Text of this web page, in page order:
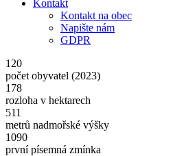
Kontakt
Kontakt na obec
Napište nám
GDPR
120
počet obyvatel (2023)
178
rozloha v hektarech
511
metrů nadmořské výšky
1090
první písemná zmínka